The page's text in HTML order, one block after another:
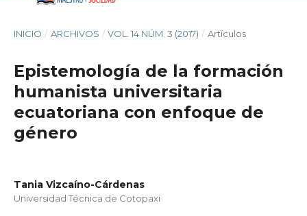
INICIO / ARCHIVOS / VOL. 14 NÚM. 3 (2017) / Artículos
Epistemología de la formación
humanista universitaria
ecuatoriana con enfoque de
género
Tania Vizcaíno-Cárdenas
Universidad Técnica de Cotopaxi